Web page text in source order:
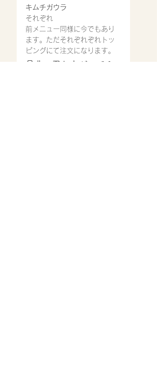
キムチガウラ
それぞれ
前メニュー同様に今でもあり
ます。ただそれぞれぞれトッ
ピングにて注文になります。
是非、召し上がってみ